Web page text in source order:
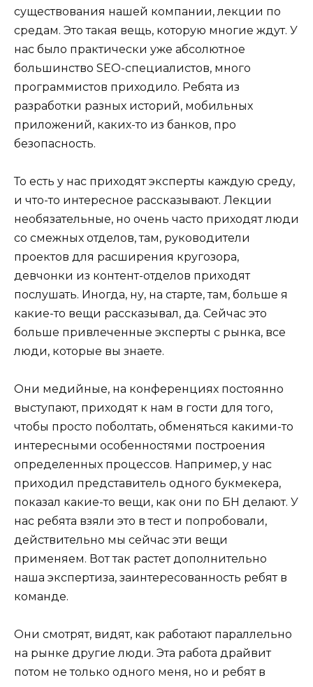
существования нашей компании, лекции по
средам. Это такая вещь, которую многие ждут. У
нас было практически уже абсолютное
большинство SEO-специалистов, много
программистов приходило. Ребята из
разработки разных историй, мобильных
приложений, каких-то из банков, про
безопасность.
То есть у нас приходят эксперты каждую среду,
и что-то интересное рассказывают. Лекции
необязательные, но очень часто приходят люди
со смежных отделов, там, руководители
проектов для расширения кругозора,
девчонки из контент-отделов приходят
послушать. Иногда, ну, на старте, там, больше я
какие-то вещи рассказывал, да. Сейчас это
больше привлеченные эксперты с рынка, все
люди, которые вы знаете.
Они медийные, на конференциях постоянно
выступают, приходят к нам в гости для того,
чтобы просто поболтать, обменяться какими-то
интересными особенностями построения
определенных процессов. Например, у нас
приходил представитель одного букмекера,
показал какие-то вещи, как они по БН делают. У
нас ребята взяли это в тест и попробовали,
действительно мы сейчас эти вещи
применяем. Вот так растет дополнительно
наша экспертиза, заинтересованность ребят в
команде.
Они смотрят, видят, как работают параллельно
на рынке другие люди. Эта работа драйвит
потом не только одного меня, но и ребят в